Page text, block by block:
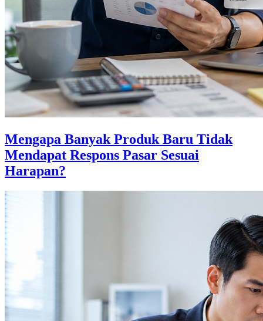
Mengapa Banyak Produk Baru Tidak
Mendapat Respons Pasar Sesuai
Harapan?